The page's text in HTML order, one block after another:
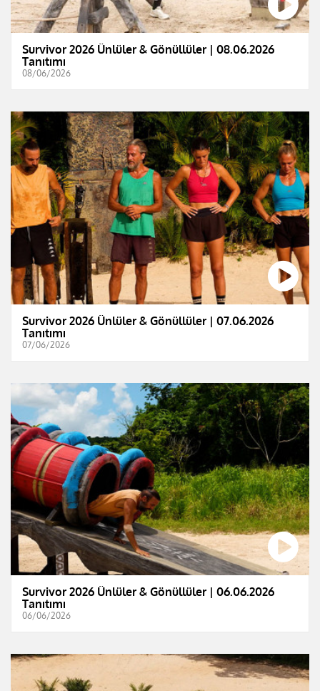
Survivor 2026 Ünlüler & Gönüllüler | 08.06.2026
Tanıtımı
08/06/2026
Survivor 2026 Ünlüler & Gönüllüler | 07.06.2026
Tanıtımı
07/06/2026
Survivor 2026 Ünlüler & Gönüllüler | 06.06.2026
Tanıtımı
06/06/2026